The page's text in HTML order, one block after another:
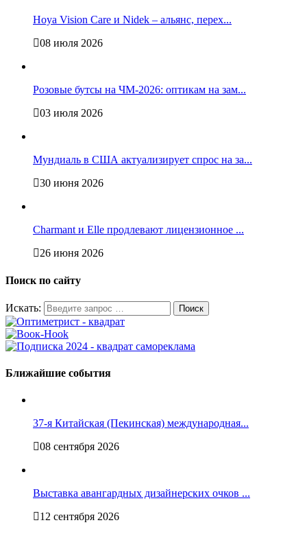
Hoya Vision Care и Nidek – альянс, перех...
08 июля 2026
Розовые бутсы на ЧМ-2026: оптикам на зам...
03 июля 2026
Мундиаль в США актуализирует спрос на за...
30 июня 2026
Charmant и Elle продлевают лицензионное ...
26 июня 2026
Поиск по сайту
Искать:
Ближайшие события
37-я Китайская (Пекинская) международная...
08 сентября 2026
Выставка авангардных дизайнерских очков ...
12 сентября 2026